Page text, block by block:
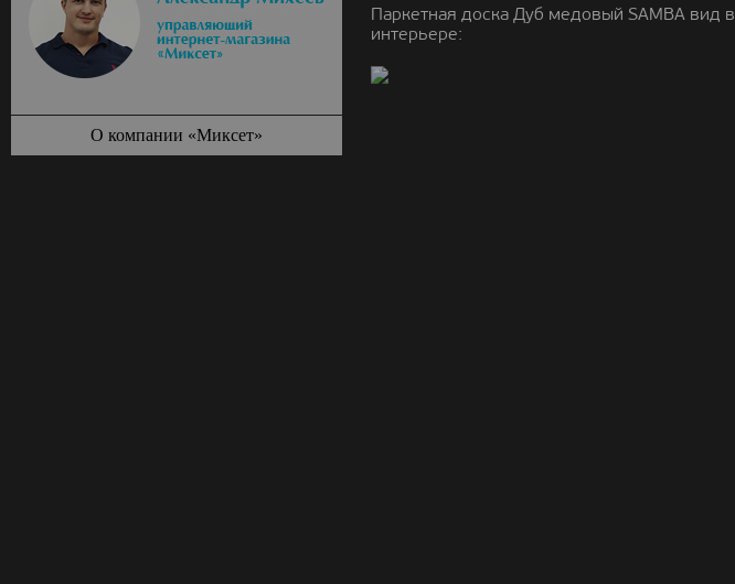
Паркетная доска Дуб медовый SAMBA вид в
интерьере:
О компании «Миксет»